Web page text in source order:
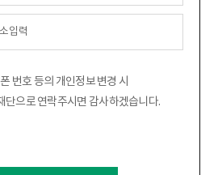
번호 등의 개인정보 변경 시
단으로 연락주시면 감사하겠습니다.